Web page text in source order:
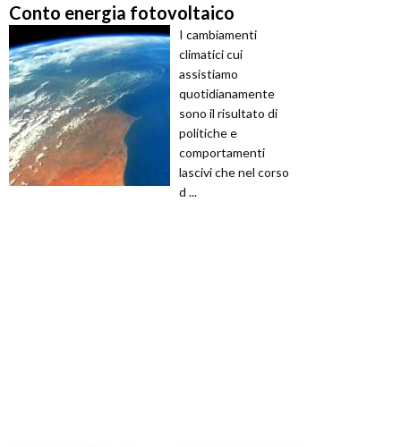
Conto energia fotovoltaico
I cambiamenti
climatici cui
assistiamo
quotidianamente
sono il risultato di
politiche e
comportamenti
lascivi che nel corso
d ...